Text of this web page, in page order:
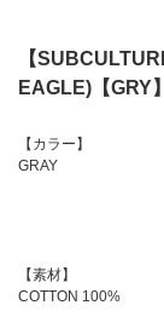
【
EAGLE)【GRY】
【カラー】
GRAY
【素材】
COTTON 100%